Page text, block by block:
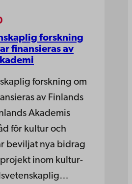
forskning
finansieras av
forskning om
av Finlands
Akademis
för kultur och
beviljat nya bidrag
inom kultur-